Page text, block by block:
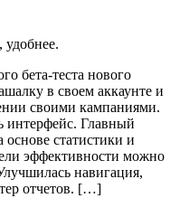
бета-теста нового
в своем аккаунте и
своими кампаниями.
интерфейс. Главный
статистики и
эффективности можно
навигация,
отчетов. […]